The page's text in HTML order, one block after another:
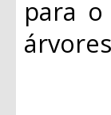
para